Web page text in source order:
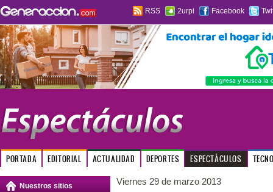
RSS 2urpi Facebook
PORTADA EDITORIAL ACTUALIDAD DEPORTES ESPECTÁCULOS
Nuestros sitios Viernes 29 de marzo 2013